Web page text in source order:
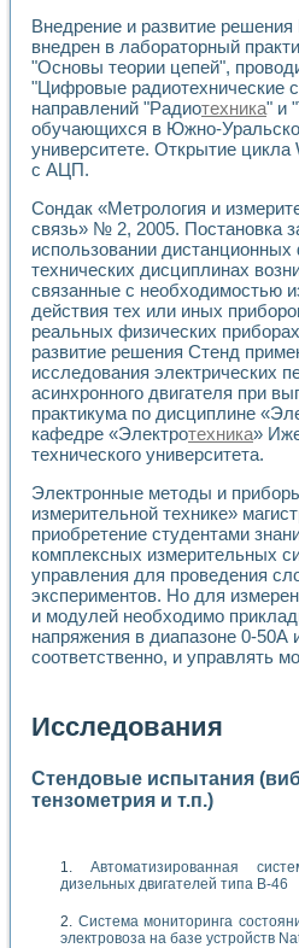
Внедрение и развитие
внедрен в лабораторный
"Основы теории цепей",
"Цифровые радиотехнические
направлений "Радиотехника" и
обучающихся в Южно-
университете. Открытие
с АЦП.
Сондак «Метрология и
связь» № 2, 2005. Постановка
использовании
технических дисциплинах
связанные с необходимостью
действия тех или иных
реальных физических
развитие решения Стенд
исследования электрических
асинхронного двигателя при
практикума по дисциплине
кафедре «Электротехника»
технического университета.
Электронные методы и
измерительной технике»
приобретение студентами
комплексных измерительных
управления для проведения
экспериментов. Но для
и модулей необходимо
напряжения в диапазоне 0-50А
соответственно, и управлять
Исследования
Стендовые испытания
тензометрия и т.п.)
Автоматизированная
дизельных двигателей типа В-46
Система мониторинга
электровоза на базе устройств